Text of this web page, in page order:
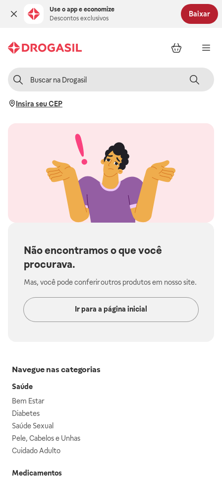
Use o app e economize
Descontos exclusivos
Baixar
Insira seu CEP
Não encontramos o que você
procurava.
Mas, você pode conferir outros produtos em nosso site.
Ir para a página inicial
Navegue nas categorias
Saúde
Bem Estar
Diabetes
Saúde Sexual
Pele, Cabelos e Unhas
Cuidado Adulto
Medicamentos